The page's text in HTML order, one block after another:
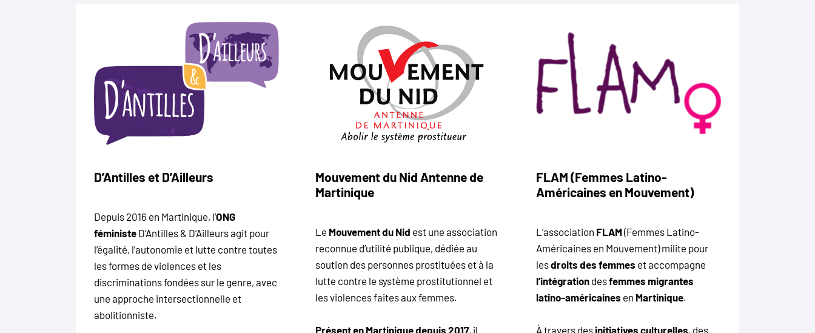
D’Antilles et D’Ailleurs
Depuis 2016 en Martinique, l’ONG
féministeD’Antilles & D’Ailleurs agit pour
l’égalité, l’autonomie et lutte contre toutes
les formes de violences et les
discriminations fondées sur le genre, avec
une approche intersectionnelle et
abolitionniste.
Mouvement du Nid Antenne de
Martinique
Le Mouvement du Nid est une association
reconnue d’utilité publique, dédiée au
soutien des personnes prostituées et à la
lutte contre le système prostitutionnel et
les violences faites aux femmes.
Présent en Martinique depuis 2017, il
FLAM (Femmes Latino-
Américaines en Mouvement)
L’association FLAM(Femmes Latino-
Américaines en Mouvement) milite pour
lesdroits des femmes et accompagne
l’intégration desfemmes migrantes
latino-américaines en Martinique.
À travers des initiatives culturelles, des